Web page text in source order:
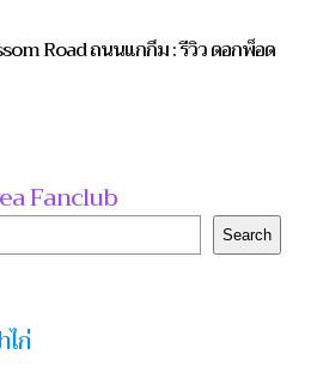
Road ถนนแกกึม : รีวิว ดอกพ็อด
Fanclub
Search
ไก่